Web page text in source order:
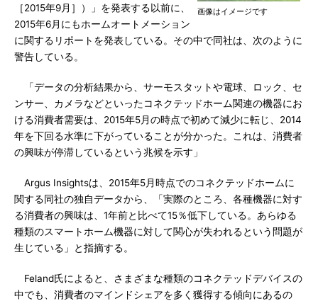
画像はイメージです
［2015年9月］）」を発表する以前に、
2015年6月にもホームオートメーション
に関するリポートを発表している。その中で同社は、次のように
警告している。
「データの分析結果から、サーモスタットや電球、ロック、セ
ンサー、カメラなどといったコネクテッドホーム関連の機器にお
ける消費者需要は、2015年5月の時点で初めて減少に転じ、2014
年を下回る水準に下がっていることが分かった。これは、消費者
の興味が停滞しているという兆候を示す」
Argus Insightsは、2015年5月時点でのコネクテッドホームに
関する同社の独自データから、「実際のところ、各種機器に対す
る消費者の興味は、1年前と比べて15％低下している。あらゆる
種類のスマートホーム機器に対して関心が失われるという問題が
生じている」と指摘する。
Feland氏によると、さまざまな種類のコネクテッドデバイスの
中でも、消費者のマインドシェアを多く獲得する傾向にあるの